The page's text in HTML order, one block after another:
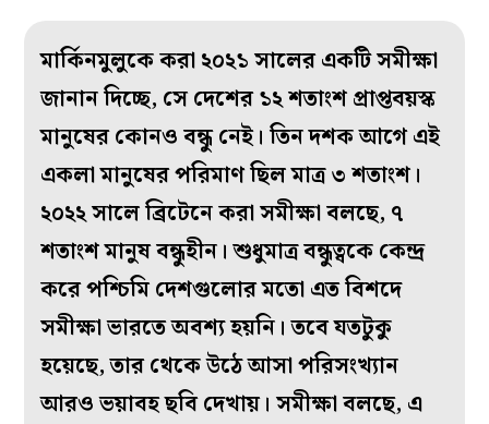
মার্কিনমুলুকে করা ২০২১ সালের একটি সমীক্ষা
জানান দিচ্ছে, সে দেশের ১২ শতাংশ প্রাপ্তবয়স্ক
মানুষের কোনও বন্ধু নেই। তিন দশক আগে এই
একলা মানুষের পরিমাণ ছিল মাত্র ৩ শতাংশ।
২০২২ সালে ব্রিটেনে করা সমীক্ষা বলছে, ৭
শতাংশ মানুষ বন্ধুহীন। শুধুমাত্র বন্ধুত্বকে কেন্দ্র
করে পশ্চিমি দেশগুলোর মতো এত বিশদে
সমীক্ষা ভারতে অবশ্য হয়নি। তবে যতটুকু
হয়েছে, তার থেকে উঠে আসা পরিসংখ্যান
আরও ভয়াবহ ছবি দেখায়। সমীক্ষা বলছে, এ